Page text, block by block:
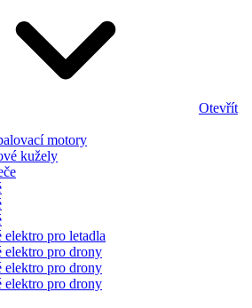
Otevřít
motory
kužely
elektro pro letadla
elektro pro drony
elektro pro drony
elektro pro drony